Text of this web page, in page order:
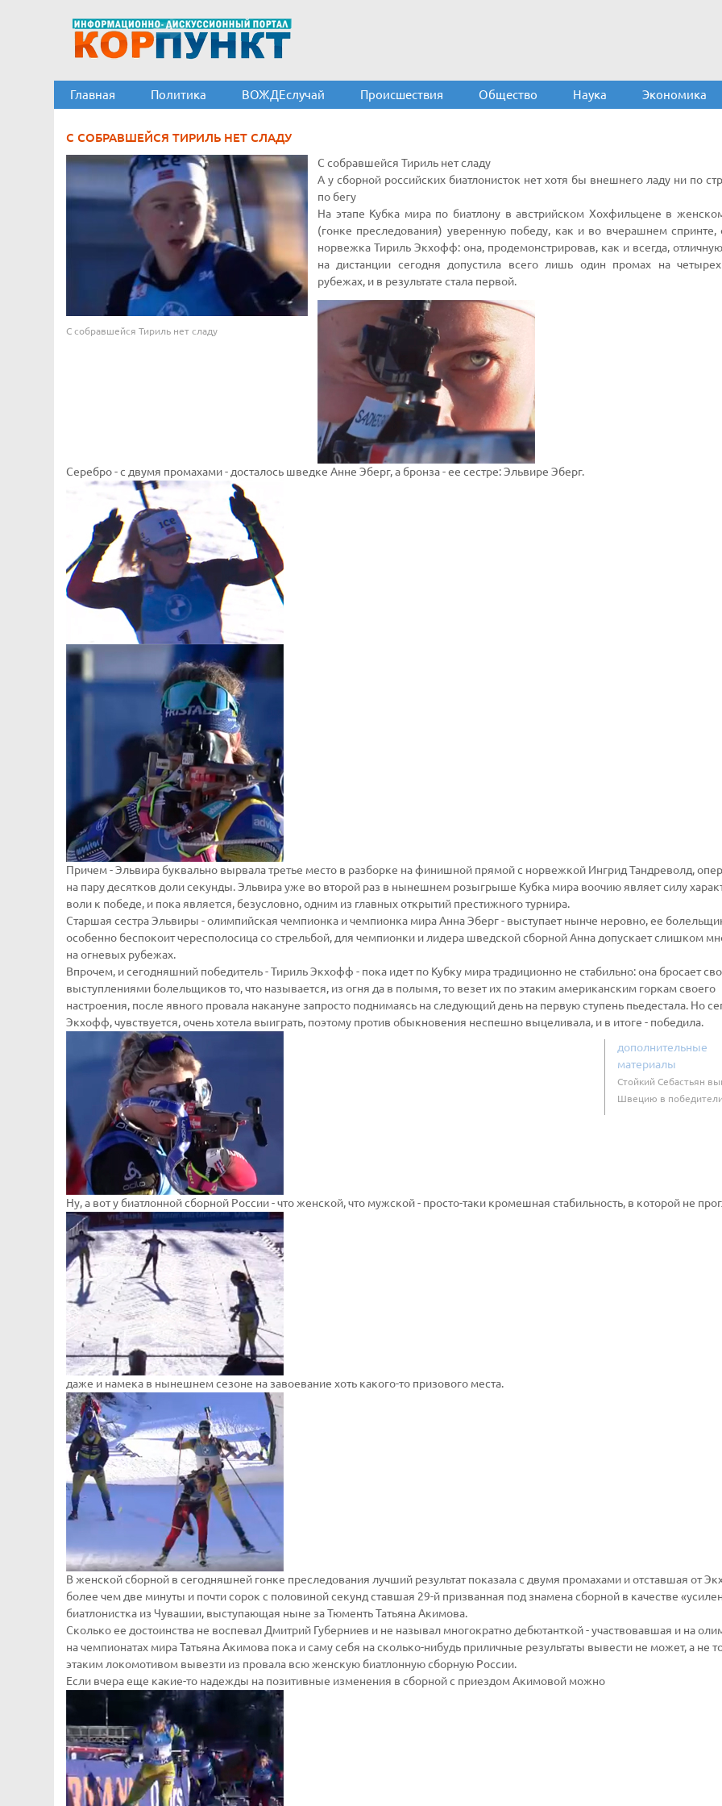
Главная Политика ВОЖДЕслучай Происшествия Общество Наука Экономика
С СОБРАВШЕЙСЯ ТИРИЛЬ НЕТ СЛАДУ
С собравшейся Тириль нет сладу
С собравшейся Тириль нет сладу
А у сборной российских биатлонисток нет хотя бы внешнего ладу ни по
по бегу
На этапе Кубка мира по биатлону в австрийском Хохфильцене в
(гонке преследования) уверенную победу, как и во вчерашнем спринте,
норвежка Тириль Экхофф: она, продемонстрировав, как и всегда,
на дистанции сегодня допустила всего лишь один промах на
рубежах, и в результате стала первой.
Серебро - с двумя промахами - досталось шведке Анне Эберг, а бронза - ее сестре: Эльвире Эберг.
Причем - Эльвира буквально вырвала третье место в разборке на финишной прямой с норвежкой Ингрид Тандреволд,
на пару десятков доли секунды. Эльвира уже во второй раз в нынешнем розыгрыше Кубка мира воочию являет силу
воли к победе, и пока является, безусловно, одним из главных открытий престижного турнира.
Старшая сестра Эльвиры - олимпийская чемпионка и чемпионка мира Анна Эберг - выступает нынче неровно, ее
особенно беспокоит чересполосица со стрельбой, для чемпионки и лидера шведской сборной Анна допускает слишком
на огневых рубежах.
Впрочем, и сегодняшний победитель - Тириль Экхофф - пока идет по Кубку мира традиционно не стабильно: она бросает
выступлениями болельщиков то, что называется, из огня да в полымя, то везет их по этаким американским горкам своего
настроения, после явного провала накануне запросто поднимаясь на следующий день на первую ступень пьедестала. Но
Экхофф, чувствуется, очень хотела выиграть, поэтому против обыкновения неспешно выцеливала, и в итоге - победила.
дополнительные
материалы
Стойкий Себастьян
Швецию в победители
Ну, а вот у биатлонной сборной России - что женской, что мужской - просто-таки кромешная стабильность, в которой не
даже и намека в нынешнем сезоне на завоевание хоть какого-то призового места.
В женской сборной в сегодняшней гонке преследования лучший результат показала с двумя промахами и отставшая от
более чем две минуты и почти сорок с половиной секунд ставшая 29-й призванная под знамена сборной в качестве
биатлонистка из Чувашии, выступающая ныне за Тюменть Татьяна Акимова.
Сколько ее достоинства не воспевал Дмитрий Губерниев и не называл многократно дебютанткой - участвовавшая и на
на чемпионатах мира Татьяна Акимова пока и саму себя на сколько-нибудь приличные результаты вывести не может, а не
этаким локомотивом вывезти из провала всю женскую биатлонную сборную России.
Если вчера еще какие-то надежды на позитивные изменения в сборной с приездом Акимовой можно